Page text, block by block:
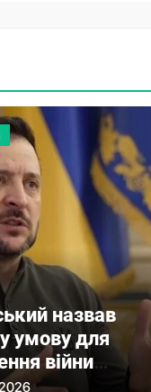
назвав
умову для
війни